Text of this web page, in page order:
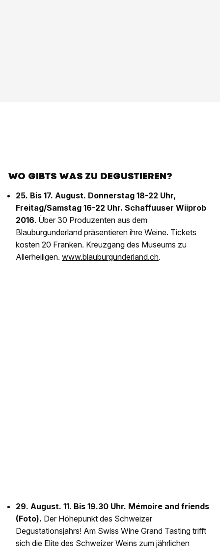
WO GIBTS WAS ZU DEGUSTIEREN?
25. Bis 17. August. Donnerstag 18-22 Uhr,
Freitag/Samstag 16-22 Uhr. Schaffuuser Wiiprob
2016. Über 30 Produzenten aus dem
Blauburgunderland präsentieren ihre Weine. Tickets
kosten 20 Franken. Kreuzgang des Museums zu
Allerheiligen. www.blauburgunderland.ch.
29. August. 11. Bis 19.30 Uhr. Mémoire and friends
(Foto). Der Höhepunkt des Schweizer
Degustationsjahrs! Am Swiss Wine Grand Tasting trifft
sich die Elite des Schweizer Weins zum jährlichen